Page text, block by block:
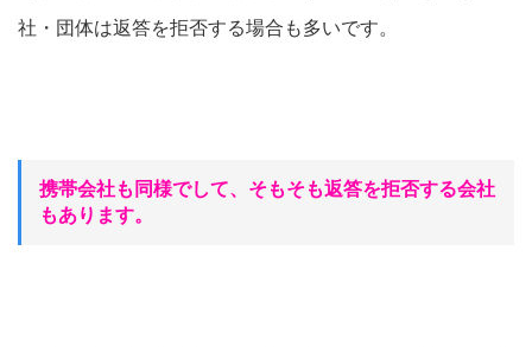
社・団体は返答を拒否する場合も多いです。
携帯会社も同様でして、そもそも返答を拒否する会社
もあります。